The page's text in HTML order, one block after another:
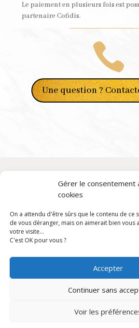
Gérer le consentement
cookies
On a attendu d'être sûrs que le contenu de ce
de vous déranger, mais on aimerait bien vous
votre visite...
C'est OK pour vous ?
Accepter
Continuer sans
Voir les
Le paiement en plusieurs fois est
partenaire Cofidis.

Une question ?
Aide
Conditions générales de vente
Livraison gratuite partout en France à
d'achat
Envoi d'échantillons